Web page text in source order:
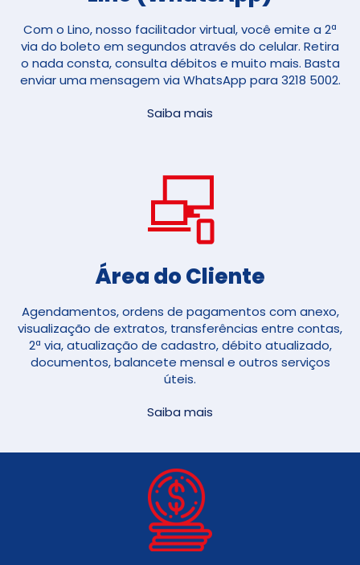
Com o Lino, nosso facilitador virtual, você emite a 2ª
via do boleto em segundos através do celular. Retira
o nada consta, consulta débitos e muito mais. Basta
enviar uma mensagem via WhatsApp para 3218 5002.
Saiba mais
Área do Cliente
Agendamentos, ordens de pagamentos com anexo,
visualização de extratos, transferências entre contas,
2ª via, atualização de cadastro, débito atualizado,
documentos, balancete mensal e outros serviços
úteis.
Saiba mais